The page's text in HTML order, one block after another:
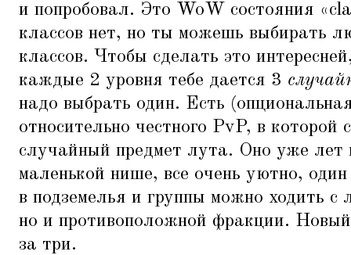
и попробовал. Это WoW состояния «
классов нет, но ты можешь выбирать
классов. Чтобы сделать это
каждые 2 уровня тебе дается 3
надо выбрать один. Есть
относительно честного PvP, в которой
случайный предмет лута. Оно уже лет
маленькой нише, все очень уютно, один
в подземелья и группы можно ходить с
но и противоположной фракции.
за три.